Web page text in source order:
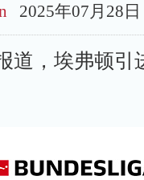
2025年07月28
，埃弗顿引